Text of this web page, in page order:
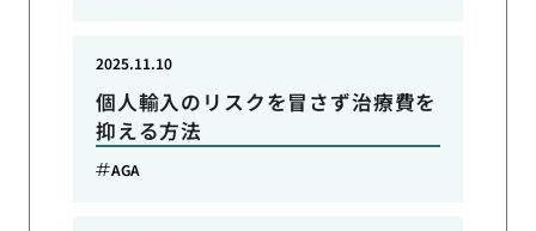
個人輸入のリスクを冒さず治療費を
抑える方法
2025.11.10
AGA